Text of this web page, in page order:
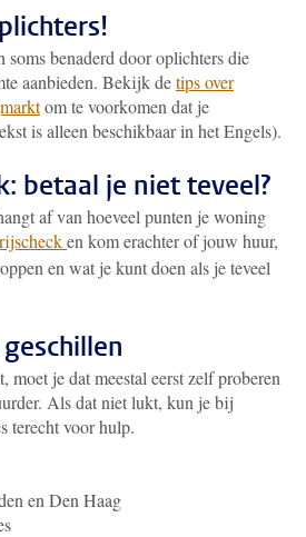
soms benaderd door oplichters die
aanbieden. Bekijk detips over
om te voorkomen dat je
is alleen beschikbaar in het Engels).
betaal je niet teveel?
af van hoeveel punten je woning
en kom erachter of jouw huur,
en wat je kunt doen als je teveel
moet je dat meestal eerst zelf proberen
Als dat niet lukt, kun je bij
terecht voor hulp.
en Den Haag